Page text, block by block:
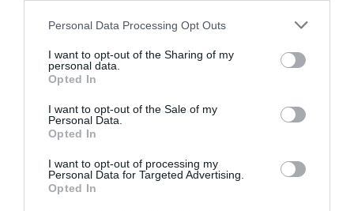
Personal Data Processing Opt Outs
I want to opt-out of the Sharing of my
personal data.
Opted In
I want to opt-out of the Sale of my
Personal Data.
Opted In
I want to opt-out of processing my
Personal Data for Targeted Advertising.
Opted In